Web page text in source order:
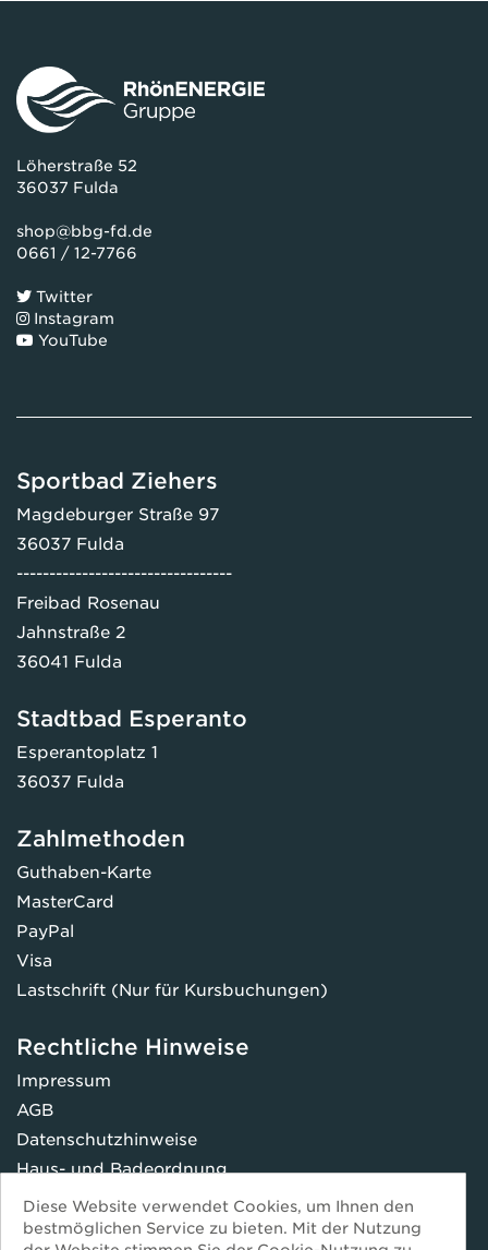
Löherstraße 52
36037 Fulda
shop@bbg-fd.de
0661 / 12-7766
Twitter
Instagram
YouTube
Sportbad Ziehers
Magdeburger Straße 97
36037 Fulda
---------------------------------
Freibad Rosenau
Jahnstraße 2
36041 Fulda
Stadtbad Esperanto
Esperantoplatz 1
36037 Fulda
Zahlmethoden
Guthaben-Karte
MasterCard
PayPal
Visa
Lastschrift (Nur für Kursbuchungen)
Rechtliche Hinweise
Impressum
AGB
Datenschutzhinweise
Haus- und Badeordnung
FAQ
* Preise inkl. Mehrwertsteuer
Diese Website verwendet Cookies, um Ihnen den
bestmöglichen Service zu bieten. Mit der Nutzung